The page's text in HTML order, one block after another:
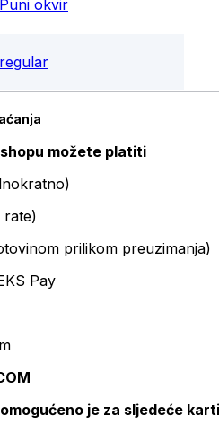
Puni okvir
regular
možete platiti
rate)
prilikom preuzimanja)
Pay
je za sljedeće